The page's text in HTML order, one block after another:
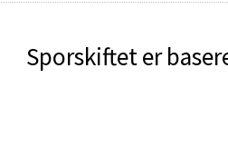
Sporskiftet er